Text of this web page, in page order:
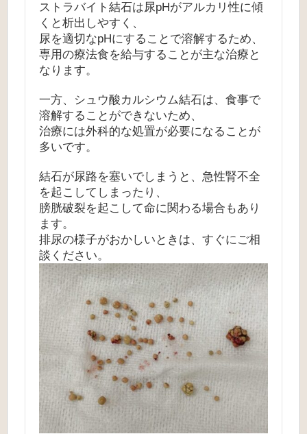
ストラバイト結石は尿pHがアルカリ性に傾
くと析出しやすく、
尿を適切なpHにすることで溶解するため、
専用の療法食を給与することが主な治療と
なります。
一方、シュウ酸カルシウム結石は、食事で
溶解することができないため、
治療には外科的な処置が必要になることが
多いです。
結石が尿路を塞いでしまうと、急性腎不全
を起こしてしまったり、
膀胱破裂を起こして命に関わる場合もあり
ます。
排尿の様子がおかしいときは、すぐにご相
談ください。